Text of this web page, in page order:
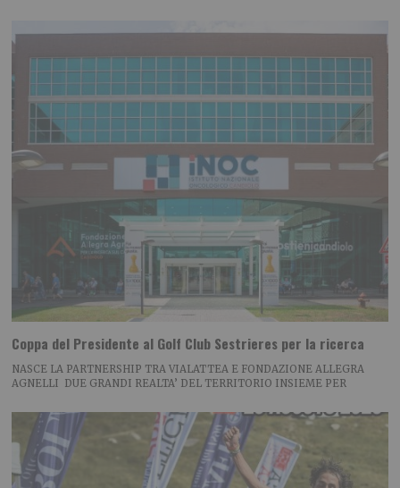
Coppa del Presidente al Golf Club Sestrieres per la ricerca
NASCE LA PARTNERSHIP TRA VIALATTEA E FONDAZIONE ALLEGRA
AGNELLI DUE GRANDI REALTA’ DEL TERRITORIO INSIEME PER